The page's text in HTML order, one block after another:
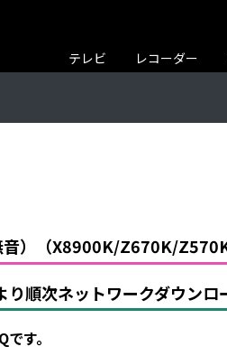
テレビ レコーダー